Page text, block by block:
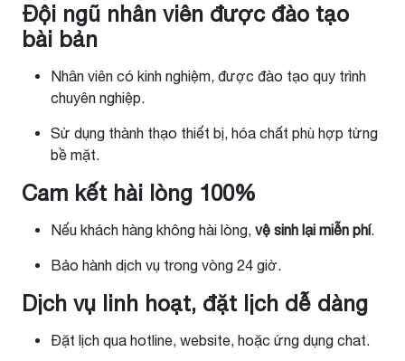
Đội ngũ nhân viên được đào tạo
bài bản
Nhân viên có kinh nghiệm, được đào tạo quy trình
chuyên nghiệp.
Sử dụng thành thạo thiết bị, hóa chất phù hợp từng
bề mặt.
Cam kết hài lòng 100%
Nếu khách hàng không hài lòng, vệ sinh lại miễn phí.
Bảo hành dịch vụ trong vòng 24 giờ.
Dịch vụ linh hoạt, đặt lịch dễ dàng
Đặt lịch qua hotline, website, hoặc ứng dụng chat.